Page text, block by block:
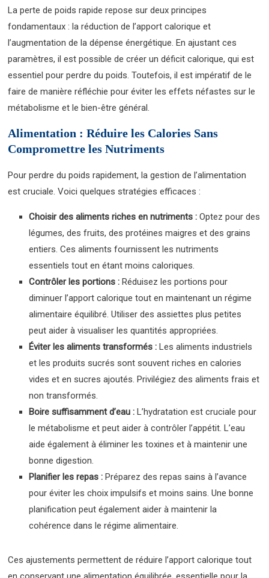
La perte de poids rapide repose sur deux principes
fondamentaux : la réduction de l’apport calorique et
l’augmentation de la dépense énergétique. En ajustant ces
paramètres, il est possible de créer un déficit calorique, qui est
essentiel pour perdre du poids. Toutefois, il est impératif de le
faire de manière réfléchie pour éviter les effets néfastes sur le
métabolisme et le bien-être général.
Alimentation : Réduire les Calories Sans
Compromettre les Nutriments
Pour perdre du poids rapidement, la gestion de l’alimentation
est cruciale. Voici quelques stratégies efficaces :
Choisir des aliments riches en nutriments : Optez pour des
légumes, des fruits, des protéines maigres et des grains
entiers. Ces aliments fournissent les nutriments
essentiels tout en étant moins caloriques.
Contrôler les portions : Réduisez les portions pour
diminuer l’apport calorique tout en maintenant un régime
alimentaire équilibré. Utiliser des assiettes plus petites
peut aider à visualiser les quantités appropriées.
Éviter les aliments transformés : Les aliments industriels
et les produits sucrés sont souvent riches en calories
vides et en sucres ajoutés. Privilégiez des aliments frais et
non transformés.
Boire suffisamment d’eau : L’hydratation est cruciale pour
le métabolisme et peut aider à contrôler l’appétit. L’eau
aide également à éliminer les toxines et à maintenir une
bonne digestion.
Planifier les repas : Préparez des repas sains à l’avance
pour éviter les choix impulsifs et moins sains. Une bonne
planification peut également aider à maintenir la
cohérence dans le régime alimentaire.
Ces ajustements permettent de réduire l’apport calorique tout